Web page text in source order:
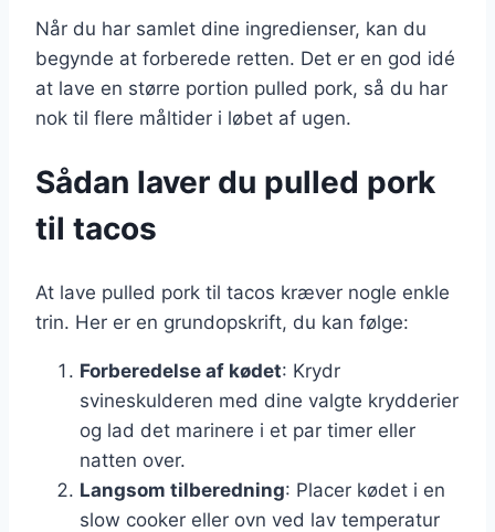
Når du har samlet dine ingredienser, kan du
begynde at forberede retten. Det er en god idé
at lave en større portion pulled pork, så du har
nok til flere måltider i løbet af ugen.
Sådan laver du pulled pork
til tacos
At lave pulled pork til tacos kræver nogle enkle
trin. Her er en grundopskrift, du kan følge:
Forberedelse af kødet: Krydr
svineskulderen med dine valgte krydderier
og lad det marinere i et par timer eller
natten over.
Langsom tilberedning: Placer kødet i en
slow cooker eller ovn ved lav temperatur